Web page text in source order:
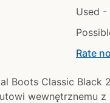
Used
Rate
Boots Classic Black
wewnętrznemu z